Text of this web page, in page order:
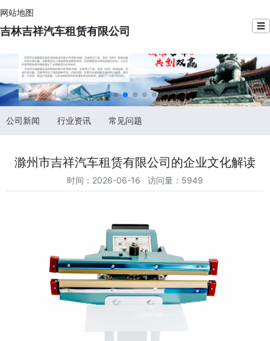
网站地图
吉林吉祥汽车租赁有限公司 ☰
公司新闻 行业资讯 常见问题
滁州市吉祥汽车租赁有限公司的企业文化解读
时间：2026-06-16 访问量：5949